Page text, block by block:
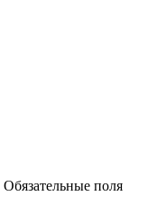
Обязательные поля